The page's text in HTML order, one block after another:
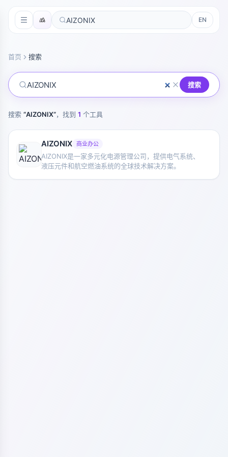
EN
首页 搜索
搜索
搜索 “AIZONIX”，找到 1 个工具
AIZONIX 商业办公
AIZONIX是一家多元化电源管理公司，提供电气系统、
液压元件和航空燃油系统的全球技术解决方案。